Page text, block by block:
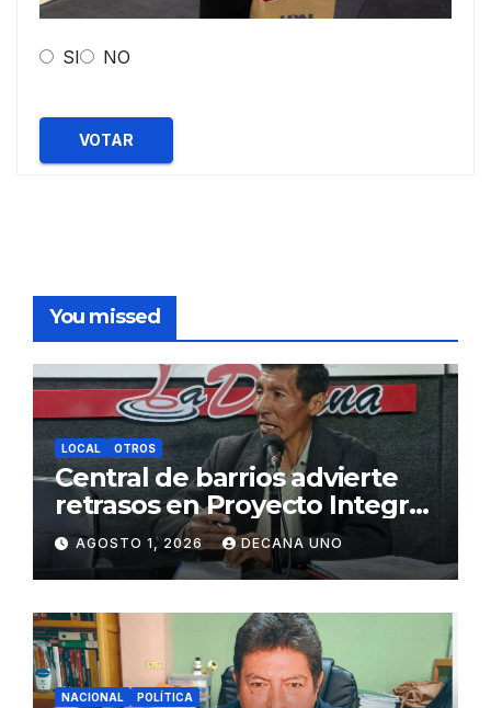
SI NO
VOTAR
You missed
LOCAL OTROS
Central de barrios advierte
retrasos en Proyecto Integral
de Agua y Alcantarillado para
Juliaca
AGOSTO 1, 2026 DECANA UNO
NACIONAL POLÍTICA